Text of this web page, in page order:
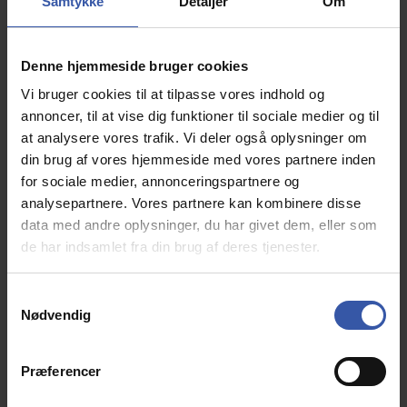
Denne hjemmeside bruger cookies
Vi bruger cookies til at tilpasse vores indhold og
annoncer, til at vise dig funktioner til sociale medier og til
at analysere vores trafik. Vi deler også oplysninger om
din brug af vores hjemmeside med vores partnere inden
for sociale medier, annonceringspartnere og
analysepartnere. Vores partnere kan kombinere disse
data med andre oplysninger, du har givet dem, eller som
de har indsamlet fra din brug af deres tjenester.
Nødvendig
Præferencer
Chicago spisebordsstol i kunstlæder med metal
stel og drejefunktion lysebrun
18070
Chicago spisestuestolendesignet til at forbedre
moderne spisestuer og kombinerer moderne
elegance med funktionalitet
1.345,00 DKK